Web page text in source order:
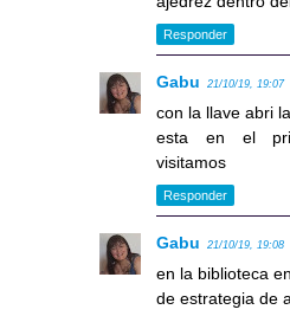
Responder
Gabu 21/10/19, 19:07
con la llave abri
esta en el
visitamos
Responder
Gabu 21/10/19, 19:08
en la biblioteca
de estrategia de